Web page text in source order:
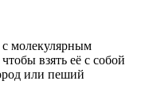
молекулярным
взять её с собой
или пеший